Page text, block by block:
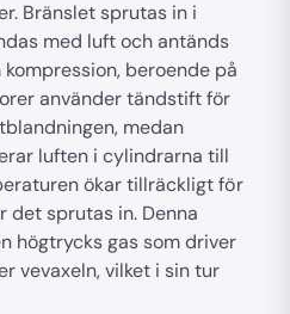
Bränslet sprutas in i
med luft och antänds
beroende på
använder tändstift för
medan
luften i cylindrarna till
ökar tillräckligt för
sprutas in. Denna
högtrycks gas som driver
vevaxeln, vilket i sin tur